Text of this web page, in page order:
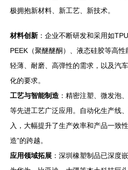
极拥抱新材料、新工艺、新技术。
材料创新 ：企业不断研发和采用如
PEEK（聚醚醚酮）、液态硅胶等高
轻薄、耐磨、高弹性的需求，以及汽
化的要求。
工艺与智能制造 ：精密注塑、微发泡
等先进工艺广泛应用。自动化生产线
入，大幅提升了生产效率和产品一致
造”的跨越。
应用领域拓展 ：深圳橡塑制品已深度